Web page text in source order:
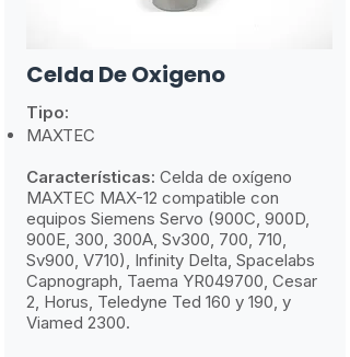
Celda De Oxigeno
Tipo:
MAXTEC
Características: Celda de oxígeno
MAXTEC MAX-12 compatible con
equipos Siemens Servo (900C, 900D,
900E, 300, 300A, Sv300, 700, 710,
Sv900, V710), Infinity Delta, Spacelabs
Capnograph, Taema YR049700, Cesar
2, Horus, Teledyne Ted 160 y 190, y
Viamed 2300.